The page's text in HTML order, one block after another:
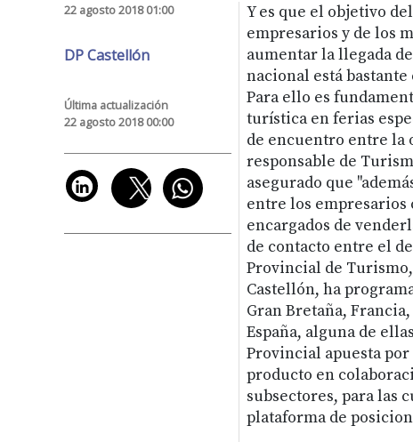
22 agosto 2018 01:00
DP Castellón
Última actualización
22 agosto 2018 00:00
Y es que el objetivo
empresarios y de los
aumentar la llegada
nacional está
Para ello es
turística en ferias
de encuentro entre la
responsable de
asegurado que
entre los
encargados de
de contacto entre el
Provincial de
Castellón, ha
Gran Bretaña,
España, alguna de
Provincial apuesta
producto en
subsectores, para las
plataforma de